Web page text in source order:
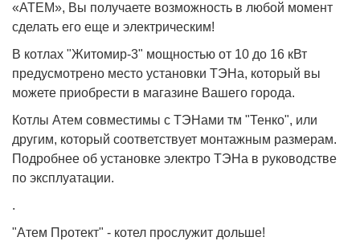
«АТЕМ», Вы получаете возможность в любой момент
сделать его еще и электрическим!
В котлах "Житомир-3" мощностью от 10 до 16 кВт
предусмотрено место установки ТЭНа, который вы
можете приобрести в магазине Вашего города.
Котлы Атем совместимы с ТЭНами тм "Тенко", или
другим, который соответствует монтажным размерам.
Подробнее об установке электро ТЭНа в руководстве
по эксплуатации.
.
"Атем Протект" - котел прослужит дольше!